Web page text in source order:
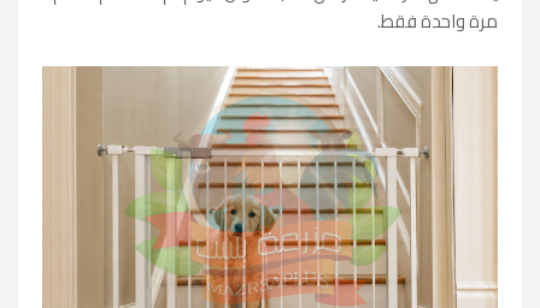
مرة واحدة فقط.